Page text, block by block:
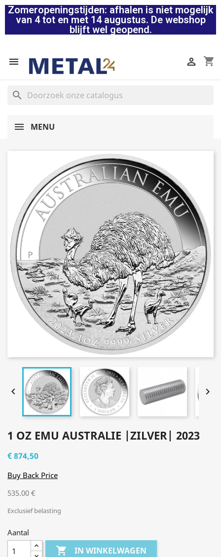
Zomeropeningstijden: afhalen is niet mogelijk
van 4 tot en met 14 augustus. De webshop
blijft wel geopend.
 shopping_cart

search
MENU
 
1 OZ EMU AUSTRALIE |ZILVER| 2023
€ 874,50
Buy Back Price
535.00 €
Exclusief belasting
Aantal
 IN WINKELWAGEN